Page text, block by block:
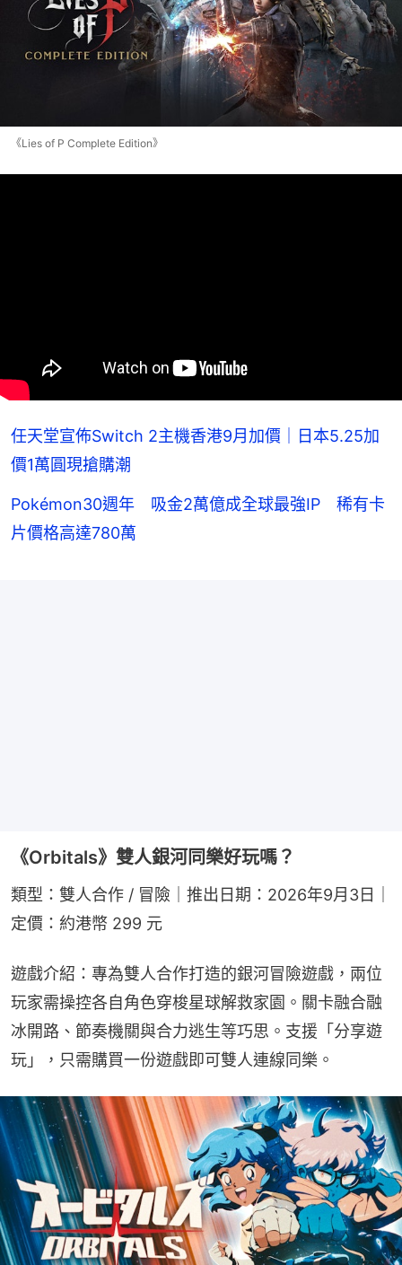
《Lies of P Complete Edition》
任天堂宣佈Switch 2主機香港9月加價｜日本5.25加
價1萬圓現搶購潮
Pokémon30週年 吸金2萬億成全球最強IP 稀有卡
片價格高達780萬
《Orbitals》雙人銀河同樂好玩嗎？
類型：雙人合作 / 冒險｜推出日期：2026年9月3日｜
定價：約港幣 299 元
遊戲介紹：專為雙人合作打造的銀河冒險遊戲，兩位
玩家需操控各自角色穿梭星球解救家園。關卡融合融
冰開路、節奏機關與合力逃生等巧思。支援「分享遊
玩」，只需購買一份遊戲即可雙人連線同樂。